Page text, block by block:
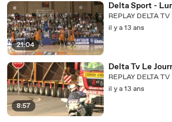
21:04
Delta Sport -
REPLAY DELTA TV
il y a 13 ans
8:57
Delta Tv Le
REPLAY DELTA TV
il y a 13 ans